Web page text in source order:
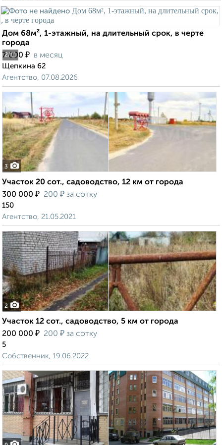
2/11
Дом 68м², 1-этажный, на длительный срок, в черте
города
7 000 ₽ в месяц
Щепкина 62
Агентство, 07.08.2026
3
Участок 20 сот., садоводство, 12 км от города
300 000 ₽ 200 ₽ за сотку
150
Агентство, 21.05.2021
2
Участок 12 сот., садоводство, 5 км от города
200 000 ₽ 200 ₽ за сотку
5
Собственник, 19.06.2022